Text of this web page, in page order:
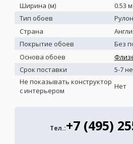
Ширина (м)
0.53 м
Тип обоев
Страна
Покрытие обоев
Без
Основа обоев
Срок поставки
5-7
Не показывать конструктор
с интерьером
Нет
Тел.:+7 (495)